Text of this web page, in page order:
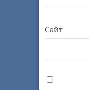
Сайт